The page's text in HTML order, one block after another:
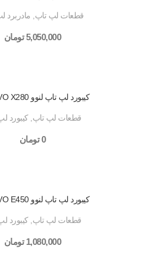
قطعات لپ تاپ مادربرد
5,050,000 تومان
کیبورد لپ تاپ لنوو LENOVO X280
قطعات لپ تاپ ,کیبورد
0 تومان
کیبورد لپ تاپ لنوو LENOVO E450
قطعات لپ تاپ ,کیبورد
1,080,000 تومان